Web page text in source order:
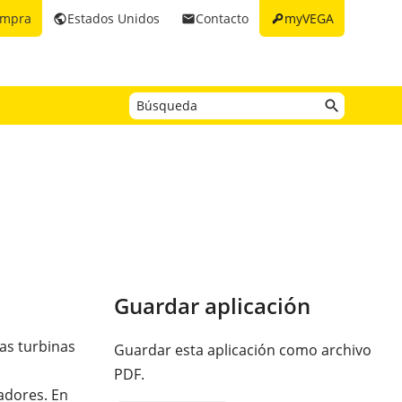
keymyVEGA
emailContacto
publicEstados Unidos
turbinas
En
Guardar aplicación
Guardar esta aplicación como archivo
PDF.